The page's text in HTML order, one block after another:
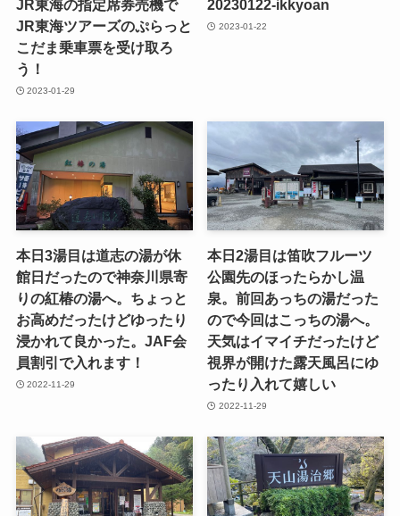
JR東海の指定席券売機で
JR東海ツアーズのぷらっと
こだま乗車票を受け取ろ
う！
2023-01-29
20230122-ikkyoan
2023-01-22
本日3湯目は道志の湯が休
館日だったので神奈川県寄
りの紅椿の湯へ。ちょっと
お高めだったけどゆったり
浸かれて良かった。JAF会
員割引で入れます！
2022-11-29
本日2湯目は笛吹フルーツ
公園先のほったらかし温
泉。前回あっちの湯だった
ので今回はこっちの湯へ。
天気はイマイチだったけど
視界が開けた露天風呂にゆ
ったり入れて嬉しい
2022-11-29